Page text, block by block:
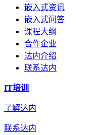
嵌入式资讯
嵌入式问答
课程大纲
合作企业
达内介绍
联系达内
IT培训
了解达内
联系达内